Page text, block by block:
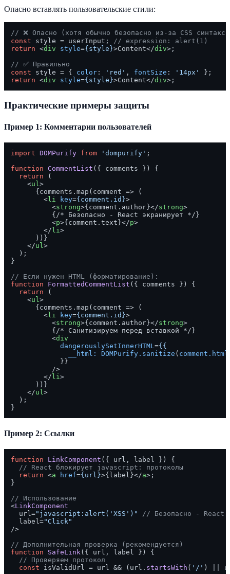
Опасно вставлять пользовательские стили:
// ❌ Опасно (хотя обычно безопасно из-за CSS
const style = userInput;
// expression: alert(1)
return <div style={style}>Content</div> ;
// ✅ Правильно
const style = { color : 'red' , fontSize : '14px'
return <div style={style}>Content</div>
Практические примеры защиты
Пример 1: Комментарии пользователей
import DOMPurify from 'dompurify' ;
function
CommentList ( { comments } ) {
return (
<ul >
      {comments.map(comment => (
<li key={comment.id}>
<strong>{comment.author}</strong>
          {/* Безопасно - React экранирует */}
<p>{comment.text}</p>
</ li >
      ))}
</ul >
  );
}
// Если нужен HTML (форматирование):
function
FormattedCommentList ( { comments } ) {
return (
<ul >
      {comments.map(comment => (
<li key={comment.id}>
<strong>{comment.author}</strong>
          {/* Санитизируем перед вставкой */}
<div
dangerouslySetInnerHTML ={{
__html:
DOMPurify.sanitize (
            }}
          />
</ li >
      ))}
</ul >
  );
Пример 2: Ссылки
function LinkComponent ( { url, label } ) {
// React блокирует javascript: протоколы
return <a href={url}>{label}</a> ;
}
// Использование
<LinkComponent
  url=
"javascript:alert('XSS')"
// Безопасно - React
  label=
"Click"
/>
// Дополнительная проверка (рекомендуется)
function
SafeLink( { url, label } ) {
// Проверяем протокол
const isValidUrl = url && (url. startsWith ( '/' ) ||